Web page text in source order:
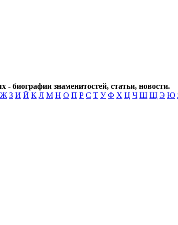
- биографии знаменитостей, статьи, новости.
Ж З И Й К Л М Н О П Р С Т У Ф Х Ц Ч Ш Щ Э Ю